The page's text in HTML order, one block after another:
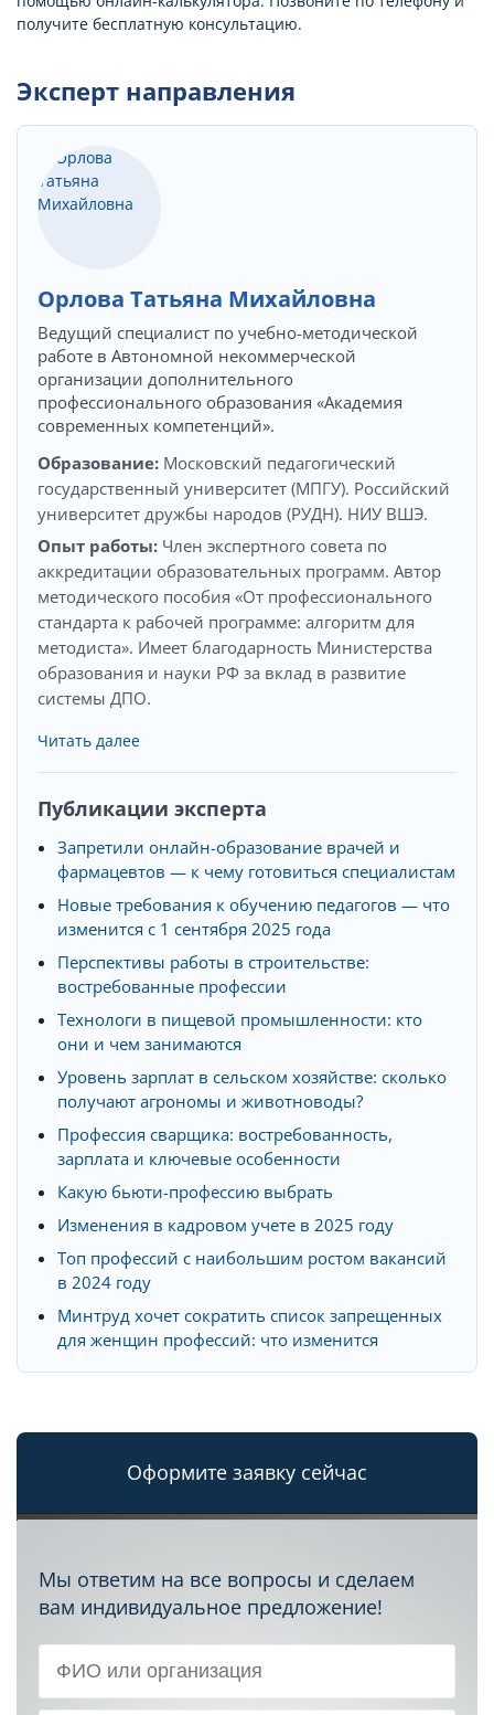
получите бесплатную консультацию.
Эксперт направления
Орлова Татьяна Михайловна
Ведущий специалист по учебно-методической
работе в Автономной некоммерческой
организации дополнительного
профессионального образования «Академия
современных компетенций».
Образование: Московский педагогический
государственный университет (МПГУ). Российский
университет дружбы народов (РУДН). НИУ ВШЭ.
Опыт работы: Член экспертного совета по
аккредитации образовательных программ. Автор
методического пособия «От профессионального
стандарта к рабочей программе: алгоритм для
методиста». Имеет благодарность Министерства
образования и науки РФ за вклад в развитие
системы ДПО.
Читать далее
Публикации эксперта
Запретили онлайн-образование врачей и
фармацевтов — к чему готовиться специалистам
Новые требования к обучению педагогов — что
изменится с 1 сентября 2025 года
Перспективы работы в строительстве:
востребованные профессии
Технологи в пищевой промышленности: кто
они и чем занимаются
Уровень зарплат в сельском хозяйстве: сколько
получают агрономы и животноводы?
Профессия сварщика: востребованность,
зарплата и ключевые особенности
Какую бьюти-профессию выбрать
Изменения в кадровом учете в 2025 году
Топ профессий с наибольшим ростом вакансий
в 2024 году
Минтруд хочет сократить список запрещенных
для женщин профессий: что изменится
Оформите заявку сейчас
Мы ответим на все вопросы и сделаем
вам индивидуальное предложение!